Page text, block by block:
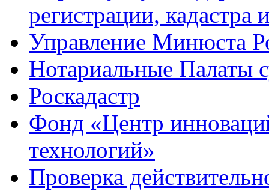
регистрации, кадастра
Управление Минюста
Нотариальные Палаты
Роскадастр
Фонд «Центр
технологий»
Проверка